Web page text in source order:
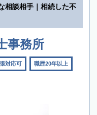
相談相手｜相続した不
事務所
対応可 職歴20年以上